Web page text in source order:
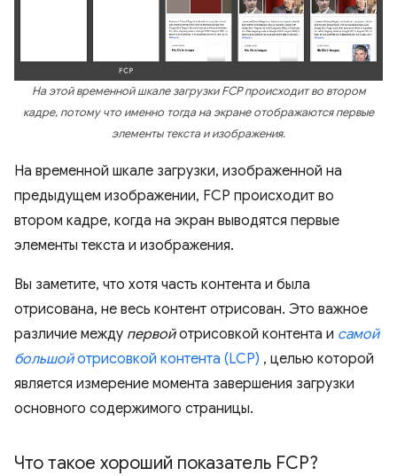
На этой временной шкале загрузки FCP происходит во втором
кадре, потому что именно тогда на экране отображаются первые
элементы текста и изображения.
На временной шкале загрузки, изображенной на
предыдущем изображении, FCP происходит во
втором кадре, когда на экран выводятся первые
элементы текста и изображения.
Вы заметите, что хотя часть контента и была
отрисована, не весь контент отрисован. Это важное
различие между первойотрисовкой контента и самой
большойотрисовкой контента (LCP) , целью которой
является измерение момента завершения загрузки
основного содержимого страницы.
Что такое хороший показатель FCP?